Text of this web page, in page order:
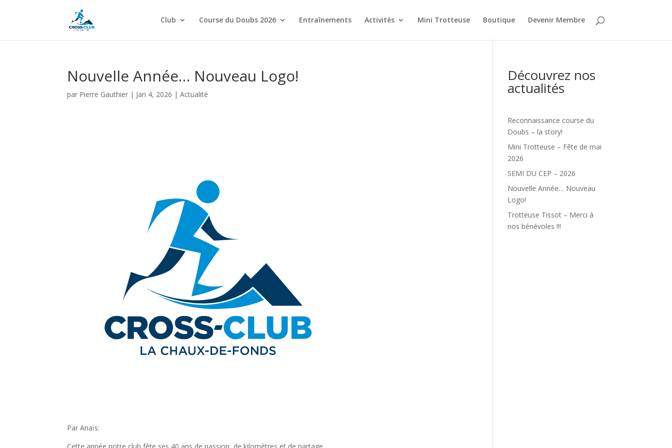
Club Course du Doubs 2026 Entraînements Activités Mini Trotteuse Boutique Devenir Membre
Nouvelle Année… Nouveau Logo!
par Pierre Gauthier | Jan 4, 2026 |Actualité
Par Anaïs:
Découvrez nos
actualités
Reconnaissance course du
Doubs – la story!
Mini Trotteuse – Fête de mai
2026
SEMI DU CEP – 2026
Nouvelle Année… Nouveau
Logo!
Trotteuse Tissot – Merci à
nos bénévoles !!!